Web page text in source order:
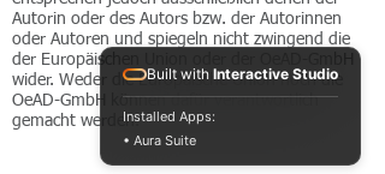
Autorin oder des Autors bzw. der Autorinnen
oder Autoren und spiegeln nicht zwingend die
der Europäischen Union oder der OeAD-GmbH
wider. Weder die Europäische Union noch die
OeAD-GmbH können dafür verantwortlich
gemacht werden.
Built with Interactive Studio
Installed Apps:
• Aura Suite